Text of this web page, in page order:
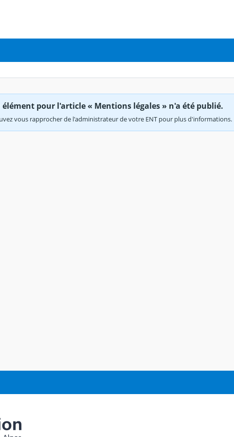
élément pour l'article « Mentions légales » n'a été publié.
vous rapprocher de l'administrateur de votre ENT pour plus d'informations.